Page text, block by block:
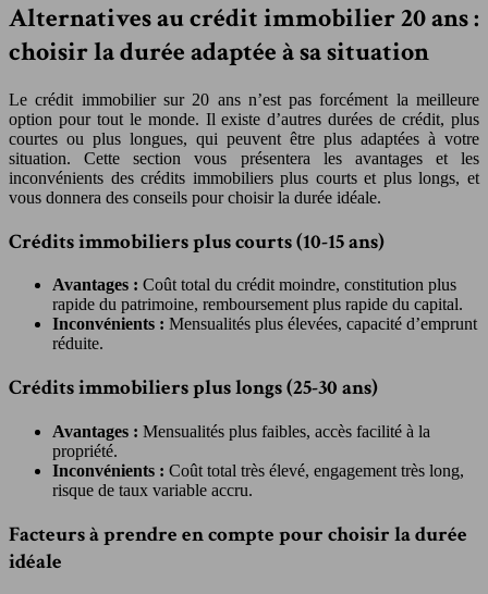
Alternatives au crédit immobilier 20 ans :
choisir la durée adaptée à sa situation
Le crédit immobilier sur 20 ans n’est pas forcément la meilleure
option pour tout le monde. Il existe d’autres durées de crédit, plus
courtes ou plus longues, qui peuvent être plus adaptées à votre
situation. Cette section vous présentera les avantages et les
inconvénients des crédits immobiliers plus courts et plus longs, et
vous donnera des conseils pour choisir la durée idéale.
Crédits immobiliers plus courts (10-15 ans)
Avantages : Coût total du crédit moindre, constitution plus
rapide du patrimoine, remboursement plus rapide du capital.
Inconvénients : Mensualités plus élevées, capacité d’emprunt
réduite.
Crédits immobiliers plus longs (25-30 ans)
Avantages : Mensualités plus faibles, accès facilité à la
propriété.
Inconvénients : Coût total très élevé, engagement très long,
risque de taux variable accru.
Facteurs à prendre en compte pour choisir la durée
idéale